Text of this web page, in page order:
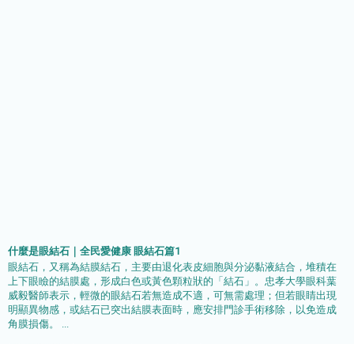
什麼是眼結石｜全民愛健康 眼結石篇1
眼結石，又稱為結膜結石，主要由退化表皮細胞與分泌黏液結合，堆積在
上下眼瞼的結膜處，形成白色或黃色顆粒狀的「結石」。忠孝大學眼科葉
威毅醫師表示，輕微的眼結石若無造成不適，可無需處理；但若眼睛出現
明顯異物感，或結石已突出結膜表面時，應安排門診手術移除，以免造成
角膜損傷。 ...